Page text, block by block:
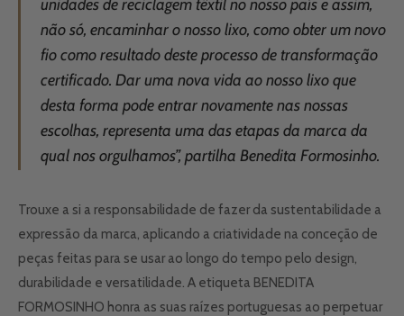
unidades de reciclagem têxtil no nosso país e assim,
não só, encaminhar o nosso lixo, como obter um novo
fio como resultado deste processo de transformação
certificado. Dar uma nova vida ao nosso lixo que
desta forma pode entrar novamente nas nossas
escolhas, representa uma das etapas da marca da
qual nos orgulhamos”, partilha Benedita Formosinho.
Trouxe a si a responsabilidade de fazer da sustentabilidade a
expressão da marca, aplicando a criatividade na conceção de
peças feitas para se usar ao longo do tempo pelo design,
durabilidade e versatilidade. A etiqueta BENEDITA
FORMOSINHO honra as suas raízes portuguesas ao perpetuar